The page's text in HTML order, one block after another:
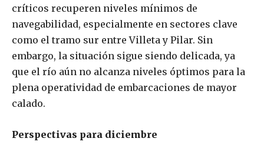
críticos recuperen niveles mínimos de
navegabilidad, especialmente en sectores clave
como el tramo sur entre Villeta y Pilar. Sin
embargo, la situación sigue siendo delicada, ya
que el río aún no alcanza niveles óptimos para la
plena operatividad de embarcaciones de mayor
calado.
Perspectivas para diciembre